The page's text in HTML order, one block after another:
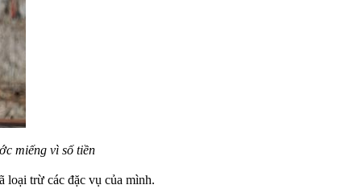
miếng vì số tiền
loại trừ các đặc vụ của mình.